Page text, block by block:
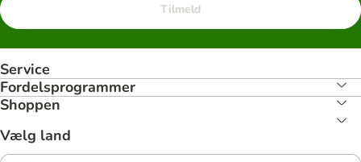
Tilmeld
Service
Fordelsprogrammer
Shoppen
Vælg land